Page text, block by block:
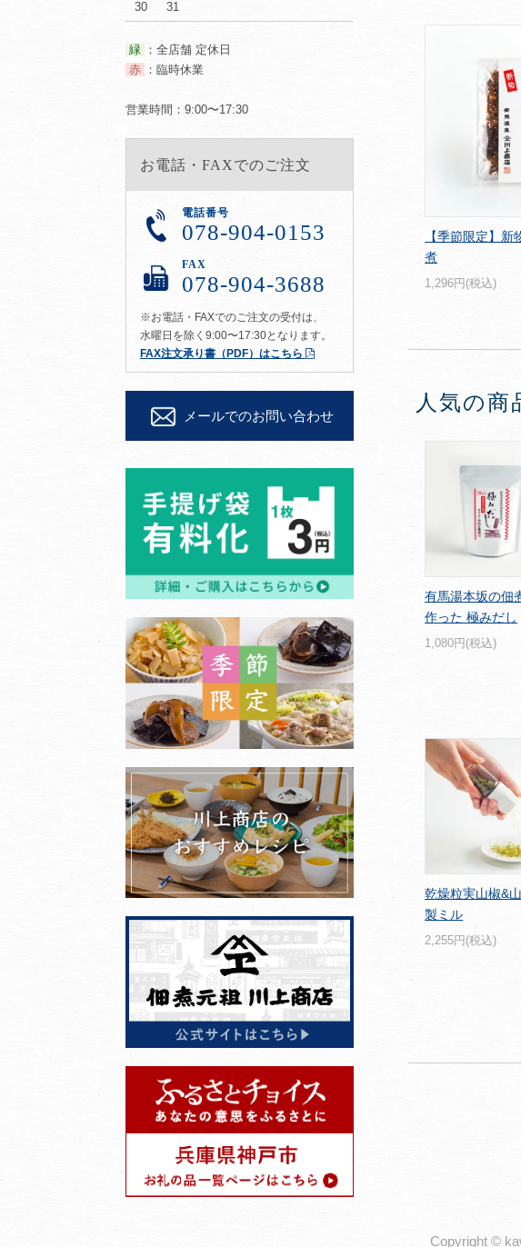
【季節限定】
煮
1,296円(税込)
人気の商
有馬湯本坂の佃
作った 極みだし
1,080円(税込)
乾燥粒実山椒&
製ミル
2,255円(税込)
30 31
緑 ：全店舗 定休日
赤 ：臨時休業
営業時間：9:00〜17:30
お電話・FAXでのご注文
電話番号
078-904-0153
FAX
078-904-3688
※お電話・FAXでのご注文の受付は、
水曜日を除く9:00〜17:30となります。
FAX注文承り書（PDF）はこちら
メールでのお問い合わせ
Copyright ©